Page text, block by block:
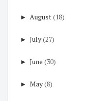
► August(18)
► July(27)
► June (30)
► May(8)